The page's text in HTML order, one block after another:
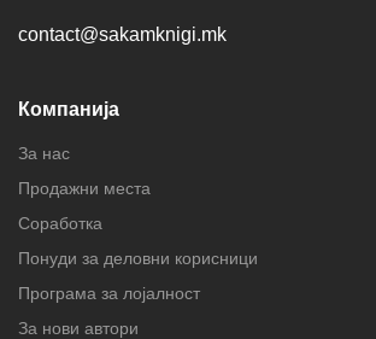
contact@sakamknigi.mk
Компанија
За нас
Продажни места
Соработка
Понуди за деловни корисници
Програма за лојалност
За нови автори